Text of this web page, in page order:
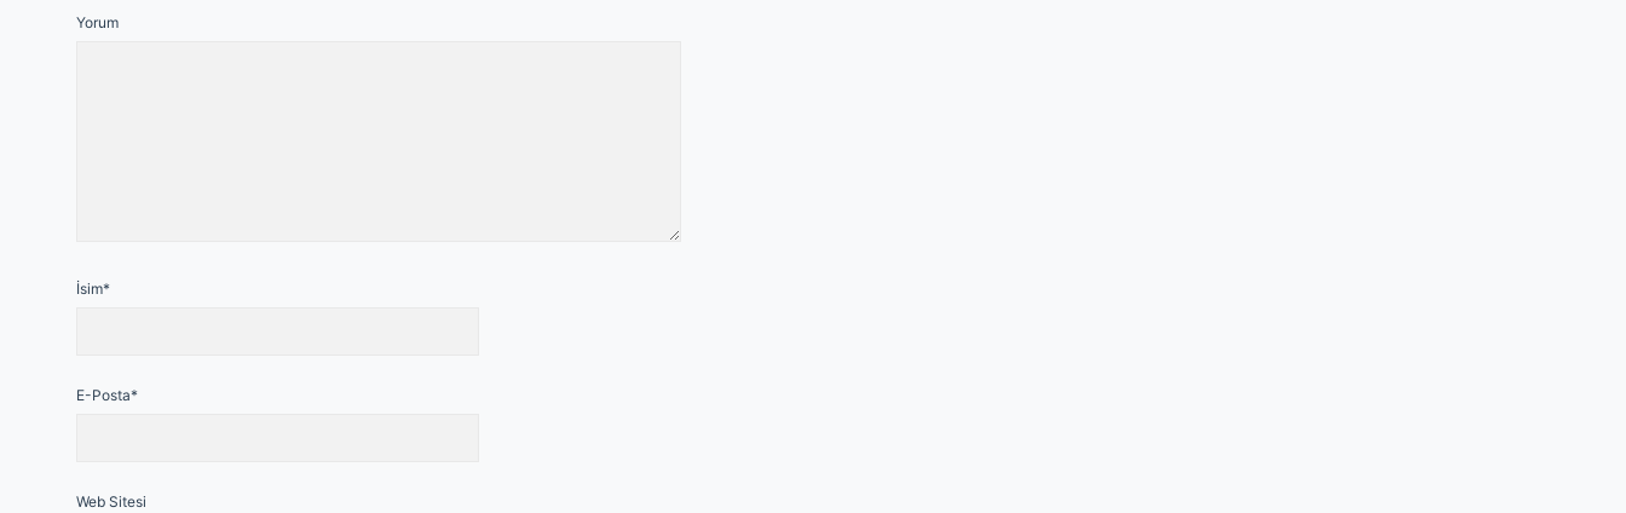
Yorum
İsim*
E-Posta*
Web Sitesi